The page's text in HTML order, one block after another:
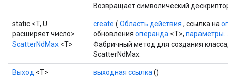
Возвращает символический
static <T, U
расширяет число>
ScatterNdMax <T>
create ( Область действия , ссылка на
обновления операнда <T>, параметры...
Фабричный метод для создания
ScatterNdMax.
Выход <Т> выходная ссылка ()